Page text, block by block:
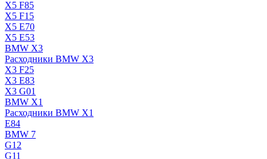
X5 F85
X5 F15
X5 E70
X5 E53
BMW X3
Расходники BMW X3
X3 F25
X3 E83
X3 G01
BMW X1
Расходники BMW X1
E84
BMW 7
G12
G11